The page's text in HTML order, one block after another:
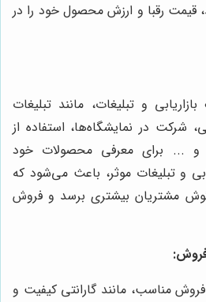
قیمت رقبا و ارزش محصول خود را در
و تبلیغات، مانند تبلیغات
شرکت در نمایشگاه‌ها، استفاده از
و ... برای معرفی محصولات خود
و تبلیغات موثر، باعث می‌شود که
مشتریان بیشتری برسد و فروش
مناسب، مانند گارانتی کیفیت و